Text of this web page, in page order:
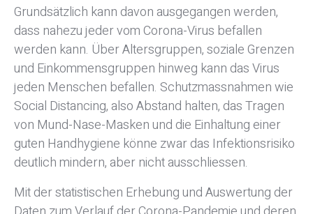
Grundsätzlich kann davon ausgegangen werden,
dass nahezu jeder vom Corona-Virus befallen
werden kann. Über Altersgruppen, soziale Grenzen
und Einkommensgruppen hinweg kann das Virus
jeden Menschen befallen. Schutzmassnahmen wie
Social Distancing, also Abstand halten, das Tragen
von Mund-Nase-Masken und die Einhaltung einer
guten Handhygiene könne zwar das Infektionsrisiko
deutlich mindern, aber nicht ausschliessen.
Mit der statistischen Erhebung und Auswertung der